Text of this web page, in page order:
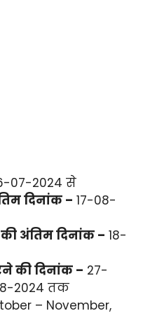
07-2024 से
दिनांक – 17-08-
अंतिम दिनांक – 18-
की दिनांक – 27-
2024 तक
– November,